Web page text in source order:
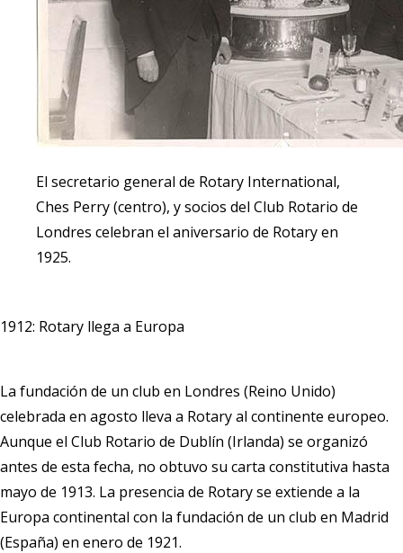
El secretario general de Rotary International,
Ches Perry (centro), y socios del Club Rotario de
Londres celebran el aniversario de Rotary en
1925.
1912: Rotary llega a Europa
La fundación de un club en Londres (Reino Unido)
celebrada en agosto lleva a Rotary al continente europeo.
Aunque el Club Rotario de Dublín (Irlanda) se organizó
antes de esta fecha, no obtuvo su carta constitutiva hasta
mayo de 1913. La presencia de Rotary se extiende a la
Europa continental con la fundación de un club en Madrid
(España) en enero de 1921.